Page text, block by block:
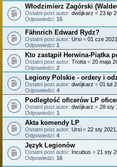
Włodzimierz Zagórski
Ostatni post autor: dwójkarz « 23 lip
Odpowiedzi: 15
Fähnrich Edward Rydz?
Ostatni post autor: Ursi « 01 cze
Odpowiedzi: 1
Kto zastąpił Herwina-Piątka
Ostatni post autor: Trotta « 20 maja
Odpowiedzi: 2
Legiony Polskie - ordery i
Ostatni post autor: dwójkarz « 01 lut
Odpowiedzi: 4
Podległość oficerów LP
Ostatni post autor: dwójkarz « 28 sty
Odpowiedzi: 1
Akta komendy LP
Ostatni post autor: Ursi « 22 sty
Odpowiedzi: 4
Język Legionów
Ostatni post autor: Incubus « 21 sty
Odpowiedzi: 16